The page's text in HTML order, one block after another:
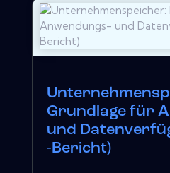
Grundlage für
und
-Bericht)